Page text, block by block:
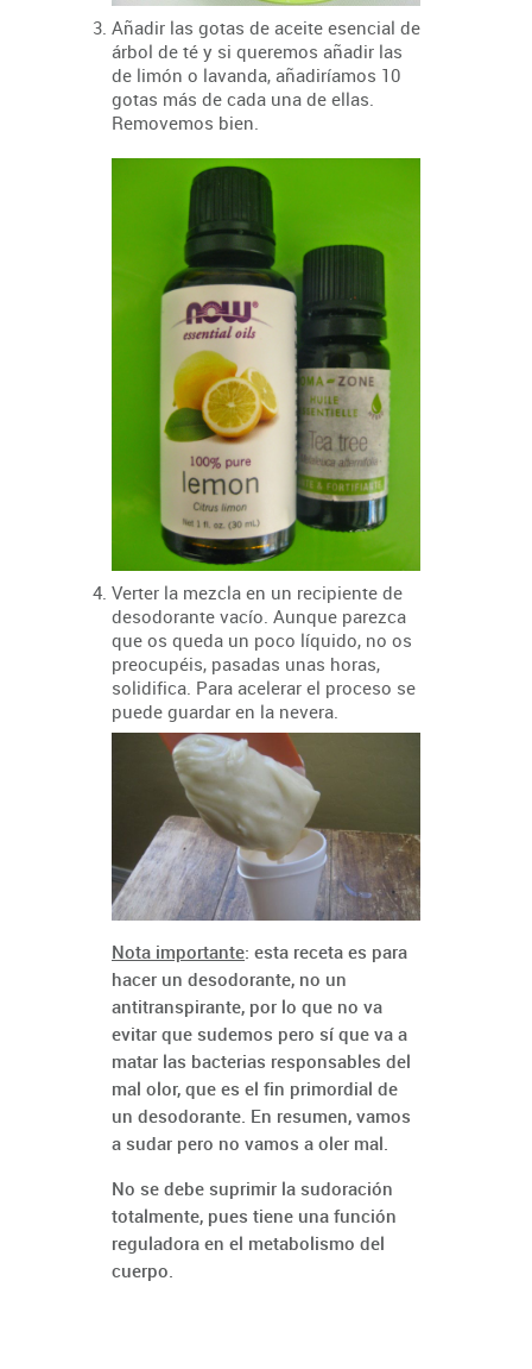
Añadir las gotas de aceite esencial de
árbol de té y si queremos añadir las
de limón o lavanda, añadiríamos 10
gotas más de cada una de ellas.
Removemos bien.
Verter la mezcla en un recipiente de
desodorante vacío. Aunque parezca
que os queda un poco líquido, no os
preocupéis, pasadas unas horas,
solidifica. Para acelerar el proceso se
puede guardar en la nevera.
Nota importante: esta receta es para
hacer un desodorante, no un
antitranspirante, por lo que no va
evitar que sudemos pero sí que va a
matar las bacterias responsables del
mal olor, que es el fin primordial de
un desodorante. En resumen, vamos
a sudar pero no vamos a oler mal.
No se debe suprimir la sudoración
totalmente, pues tiene una función
reguladora en el metabolismo del
cuerpo.